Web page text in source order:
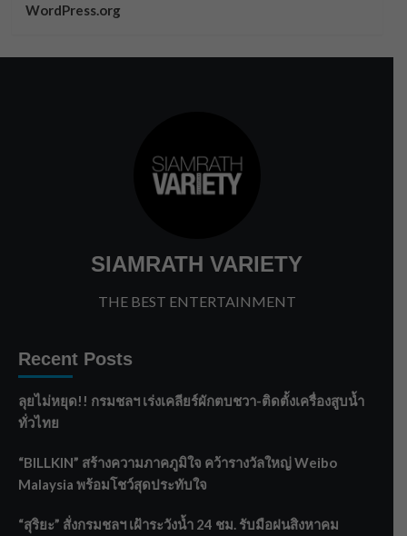
WordPress.org
SIAMRATH VARIETY
THE BEST ENTERTAINMENT
Recent Posts
ลุยไม่หยุด!! กรมชลฯ เร่งเคลียร์ผักตบชวา-ติดตั้งเครื่องสูบน้ำ
ทั่วไทย
“BILLKIN” สร้างความภาคภูมิใจ คว้ารางวัลใหญ่ Weibo
Malaysia พร้อมโชว์สุดประทับใจ
“สุริยะ” สั่งกรมชลฯ เฝ้าระวังน้ำ 24 ชม. รับมือฝนสิงหาคม